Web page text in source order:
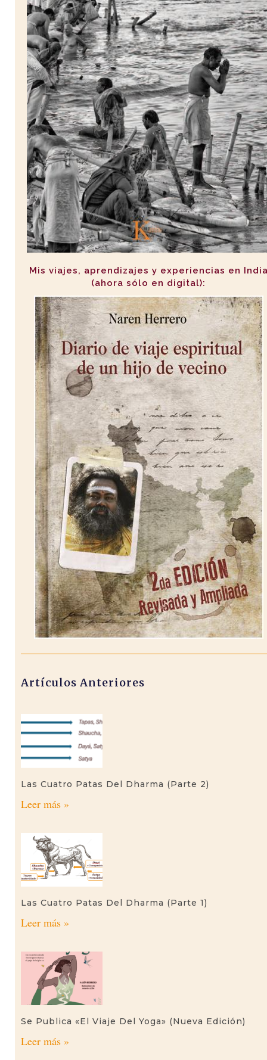
Mis viajes, aprendizajes y experiencias en
(ahora sólo en digital):
Artículos Anteriores
Las Cuatro Patas Del Dharma (parte 2)
Leer más »
Las Cuatro Patas Del Dharma (parte 1)
Leer más »
Se Publica «El Viaje Del Yoga» (nueva Edición)
Leer más »